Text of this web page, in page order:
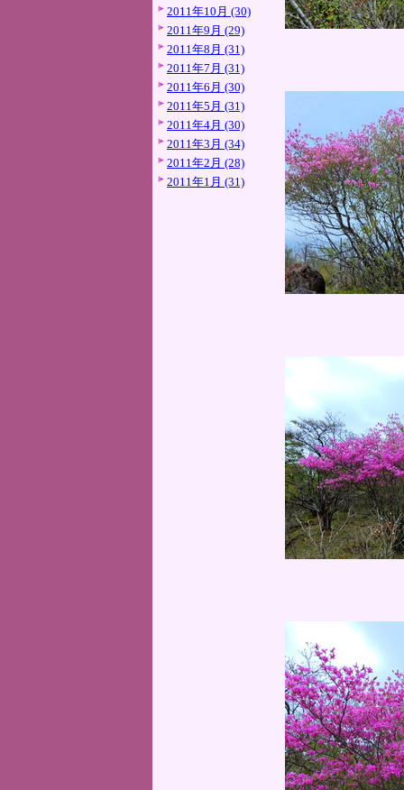
2011年10月 (30)
2011年9月 (29)
2011年8月 (31)
2011年7月 (31)
2011年6月 (30)
2011年5月 (31)
2011年4月 (30)
2011年3月 (34)
2011年2月 (28)
2011年1月 (31)